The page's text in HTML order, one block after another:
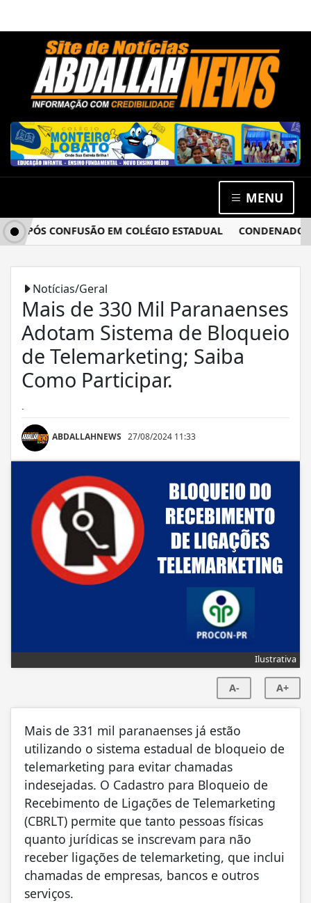
MENU
CONFUSÃO EM COLÉGIO ESTADUAL CONDENADO
Notícias/Geral
Mais de 330 Mil Paranaenses
Adotam Sistema de Bloqueio
de Telemarketing; Saiba
Como Participar.
.
ABDALLAHNEWS 27/08/2024 11:33
Ilustrativa
A- A+
Mais de 331 mil paranaenses já estão
utilizando o sistema estadual de bloqueio de
telemarketing para evitar chamadas
indesejadas. O Cadastro para Bloqueio de
Recebimento de Ligações de Telemarketing
(CBRLT) permite que tanto pessoas físicas
quanto jurídicas se inscrevam para não
receber ligações de telemarketing, que inclui
chamadas de empresas, bancos e outros
serviços.